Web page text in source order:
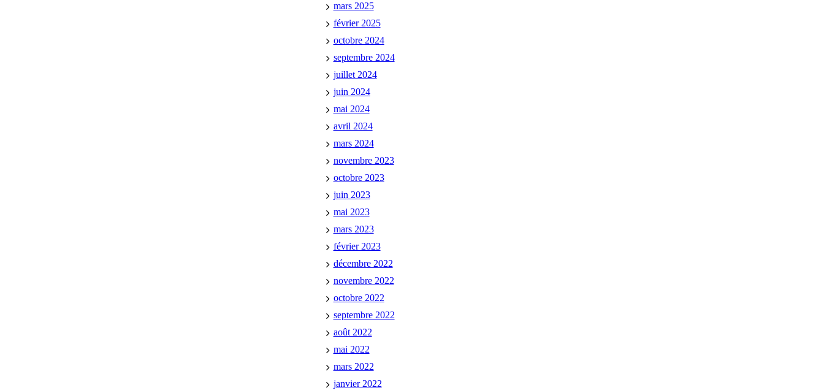
mars 2025
février 2025
octobre 2024
septembre 2024
juillet 2024
juin 2024
mai 2024
avril 2024
mars 2024
novembre 2023
octobre 2023
juin 2023
mai 2023
mars 2023
février 2023
décembre 2022
novembre 2022
octobre 2022
septembre 2022
août 2022
mai 2022
mars 2022
janvier 2022